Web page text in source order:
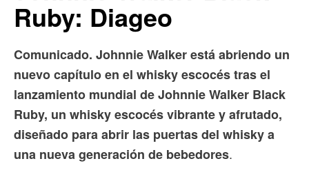
Ruby: Diageo
Comunicado. Johnnie Walker está abriendo un
nuevo capítulo en el whisky escocés tras el
lanzamiento mundial de Johnnie Walker Black
Ruby, un whisky escocés vibrante y afrutado,
diseñado para abrir las puertas del whisky a
una nueva generación de bebedores.